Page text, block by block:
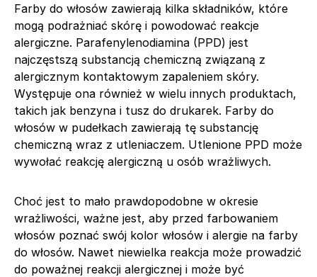
Farby do włosów zawierają kilka składników, które
mogą podrażniać skórę i powodować reakcje
alergiczne. Parafenylenodiamina (PPD) jest
najczęstszą substancją chemiczną związaną z
alergicznym kontaktowym zapaleniem skóry.
Występuje ona również w wielu innych produktach,
takich jak benzyna i tusz do drukarek. Farby do
włosów w pudełkach zawierają tę substancję
chemiczną wraz z utleniaczem. Utlenione PPD może
wywołać reakcję alergiczną u osób wrażliwych.
Choć jest to mało prawdopodobne w okresie
wrażliwości, ważne jest, aby przed farbowaniem
włosów poznać swój kolor włosów i alergie na farby
do włosów. Nawet niewielka reakcja może prowadzić
do poważnej reakcji alergicznej i może być